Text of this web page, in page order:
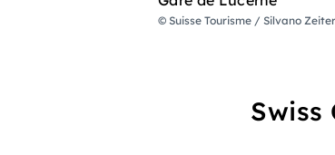
© Suisse Tourisme / Silvano Zeiter
Swiss